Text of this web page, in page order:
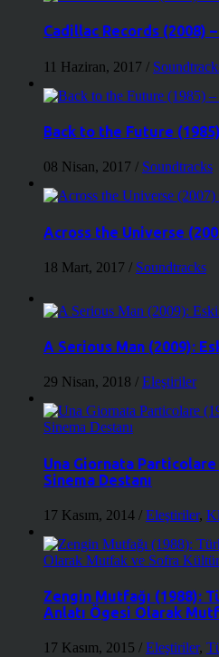
Cadillac Records (2008)
11 Haziran, 2017 /
Back to the Future
08 Nisan, 2017 / Soundtracks
Across the Universe
18 Mart, 2017 / Soundtracks
A Serious Man (2009):
29 Nisan, 2018 / Eleştiriler
Una Giornata Particolare
Sinema Destanı
17 Kasım, 2014 / Eleştiriler,
Zengin Mutfağı (1988):
Anlatı Ögesi Olarak
17 Kasım, 2015 / Eleştiriler,